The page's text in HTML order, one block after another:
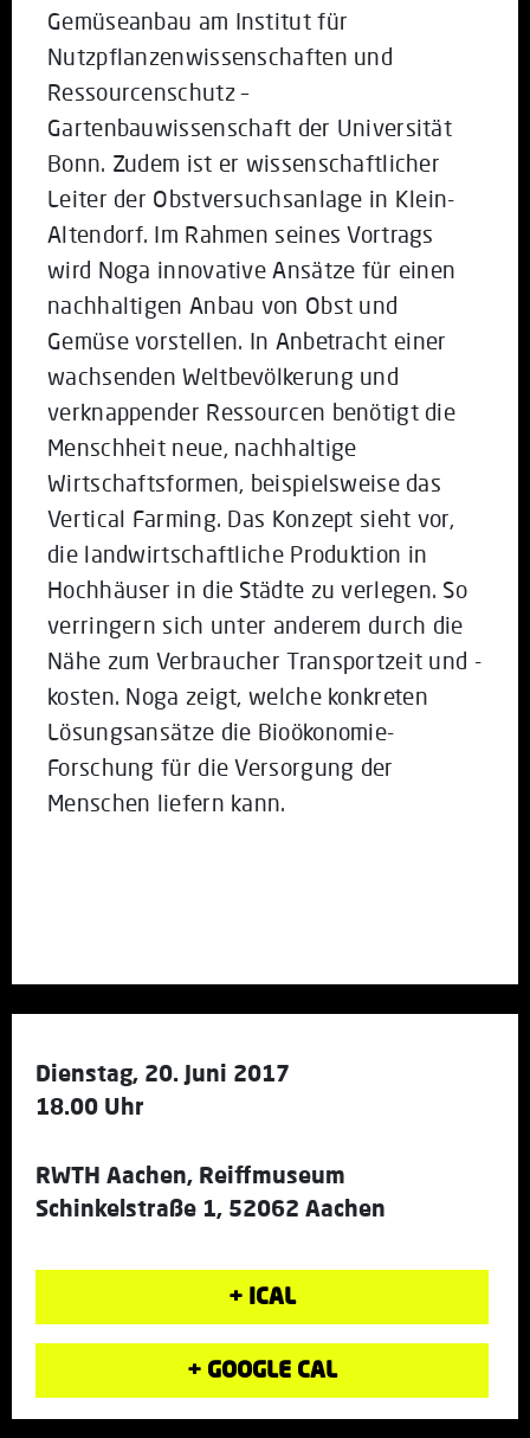
Gemüseanbau am Institut für
Nutzpflanzenwissenschaften und
Ressourcenschutz –
Gartenbauwissenschaft der Universität
Bonn. Zudem ist er wissenschaftlicher
Leiter der Obstversuchsanlage in Klein-
Altendorf. Im Rahmen seines Vortrags
wird Noga innovative Ansätze für einen
nachhaltigen Anbau von Obst und
Gemüse vorstellen. In Anbetracht einer
wachsenden Weltbevölkerung und
verknappender Ressourcen benötigt die
Menschheit neue, nachhaltige
Wirtschaftsformen, beispielsweise das
Vertical Farming. Das Konzept sieht vor,
die landwirtschaftliche Produktion in
Hochhäuser in die Städte zu verlegen. So
verringern sich unter anderem durch die
Nähe zum Verbraucher Transportzeit und -
kosten. Noga zeigt, welche konkreten
Lösungsansätze die Bioökonomie-
Forschung für die Versorgung der
Menschen liefern kann.
Dienstag, 20. Juni 2017
18.00 Uhr
RWTH Aachen, Reiffmuseum
Schinkelstraße 1, 52062 Aachen
+ ICAL
+ GOOGLE CAL